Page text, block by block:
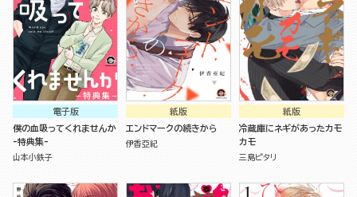
電子版
僕の血吸ってくれませんか
-特典集-
山本小鉄子
紙版
エンドマークの続きから
伊香亞紀
紙版
冷蔵庫にネギがあったカモ
カモ
三島ピタリ